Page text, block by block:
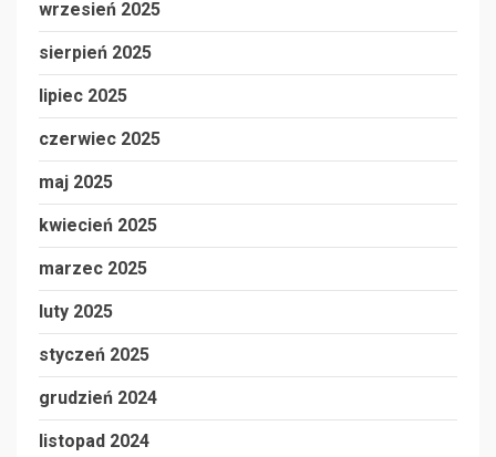
wrzesień 2025
sierpień 2025
lipiec 2025
czerwiec 2025
maj 2025
kwiecień 2025
marzec 2025
luty 2025
styczeń 2025
grudzień 2024
listopad 2024